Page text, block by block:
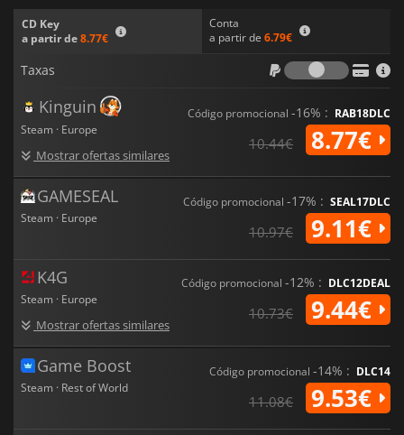
CD Key
a partir de8.77€
Conta
a partir de 6.79€
Taxas
Taxas
Kinguin
Steam · Europe
Mostrar ofertas similares
Código promocional -16% : RAB18DLC
10.44€ 8.77€
GAMESEAL
Steam · Europe
Código promocional -17% : SEAL17DLC
10.97€ 9.11€
K4G
Steam · Europe
Mostrar ofertas similares
Código promocional -12% : DLC12DEAL
10.73€ 9.44€
Game Boost
Steam · Rest of World
Código promocional -14% : DLC14
11.08€ 9.53€